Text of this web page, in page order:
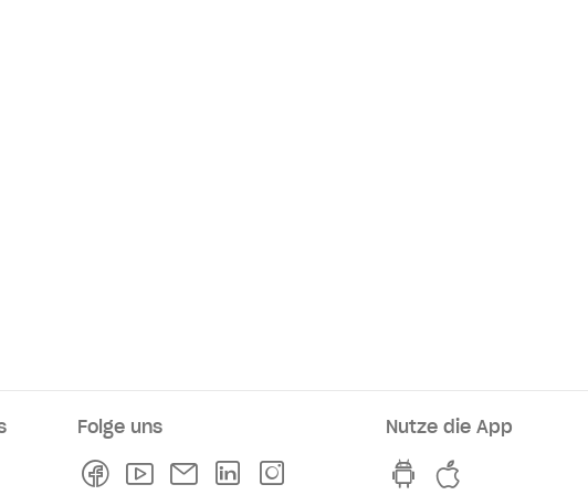
und Verkaufsstellen
Folge uns
FacebookYoutubeNewsletterLinkedln
Nutze die App
hvv switch App